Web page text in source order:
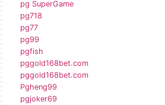
pg SuperGame
pg718
pg77
pg99
pgfish
pggold168bet.com
pggold168bet.com
Pgheng99
pgjoker69